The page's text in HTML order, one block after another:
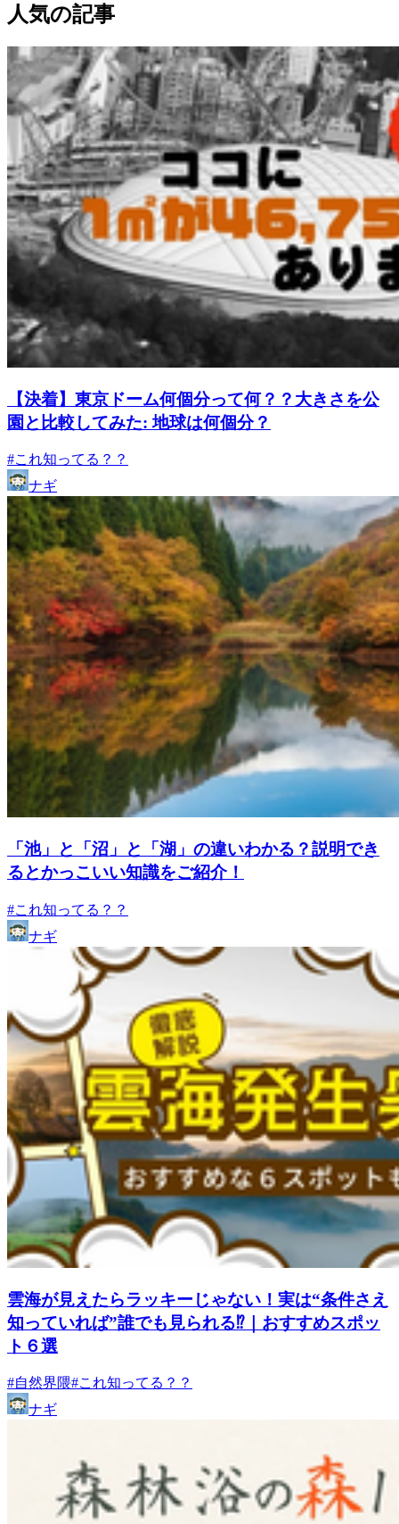
人気の記事
【決着】東京ドーム何個分って何？？大きさを公
園と比較してみた: 地球は何個分？
#これ知ってる？？
ナギ
「池」と「沼」と「湖」の違いわかる？説明でき
るとかっこいい知識をご紹介！
#これ知ってる？？
ナギ
雲海が見えたらラッキーじゃない！実は“条件さえ
知っていれば”誰でも見られる⁉｜おすすめスポッ
ト６選
#自然界隈#これ知ってる？？
ナギ